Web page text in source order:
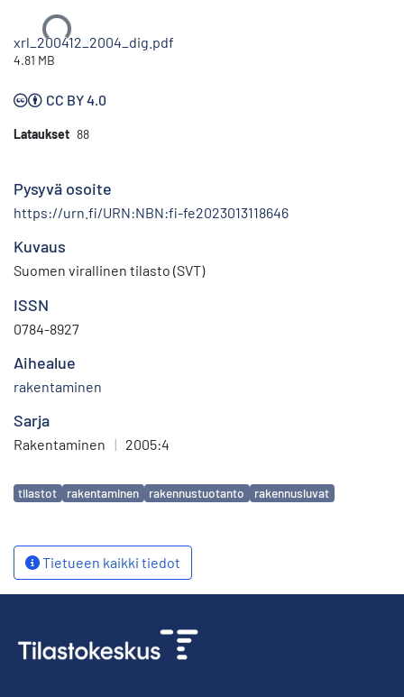
xrl_200412_2004_dig.pdf
4.81 MB
CC BY 4.0
Lataukset 88
Pysyvä osoite
https://urn.fi/URN:NBN:fi-fe2023013118646
Kuvaus
Suomen virallinen tilasto (SVT)
ISSN
0784-8927
Aihealue
rakentaminen
Sarja
Rakentaminen | 2005:4
Avainsanat
tilastot rakentaminen rakennustuotanto rakennusluvat
Tietueen kaikki tiedot